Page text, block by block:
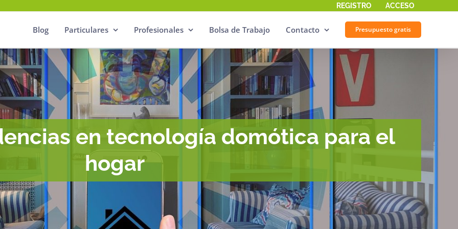
REGISTRO ACCESO
Blog Particulares Profesionales Bolsa de Trabajo Contacto Presupuesto gratis
en tecnología domótica para el
hogar